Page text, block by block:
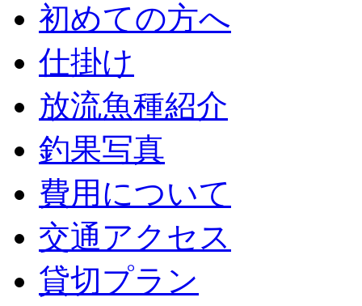
初めての方へ
仕掛け
放流魚種紹介
釣果写真
費用について
交通アクセス
貸切プラン